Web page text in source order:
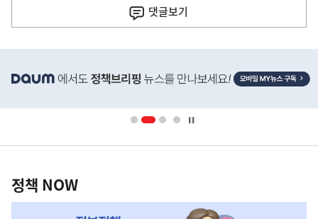
댓글보기
단
영
책
NOW,
정책 NOW